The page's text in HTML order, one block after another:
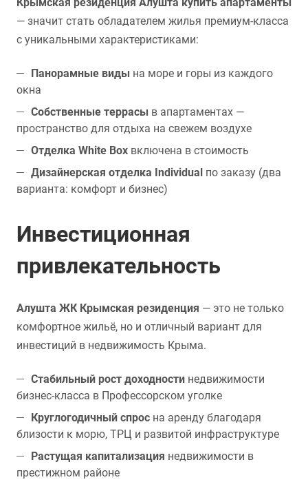
— значит стать обладателем жилья премиум-класса
с уникальными характеристиками:
Панорамные виды на море и горы из каждого
окна
Собственные террасы в апартаментах —
пространство для отдыха на свежем воздухе
Отделка White Box включена в стоимость
Дизайнерская отделка Individual по заказу (два
варианта: комфорт и бизнес)
Инвестиционная
привлекательность
Алушта ЖК Крымская резиденция — это не только
комфортное жильё, но и отличный вариант для
инвестиций в недвижимость Крыма.
Стабильный рост доходности недвижимости
бизнес-класса в Профессорском уголке
Круглогодичный спрос на аренду благодаря
близости к морю, ТРЦ и развитой инфраструктуре
Растущая капитализация недвижимости в
престижном районе